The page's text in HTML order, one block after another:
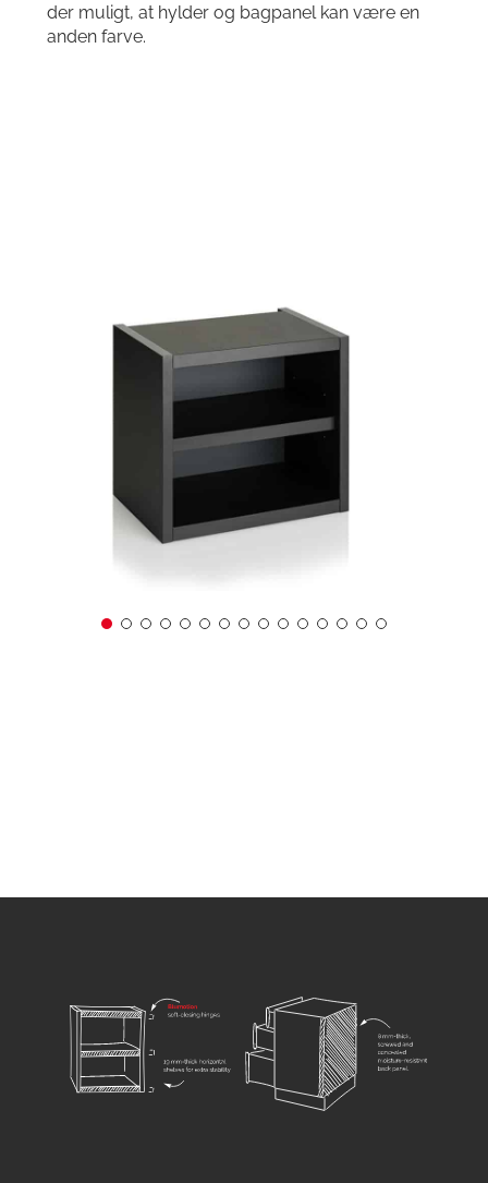
der muligt, at hylder og bagpanel kan være en
anden farve.